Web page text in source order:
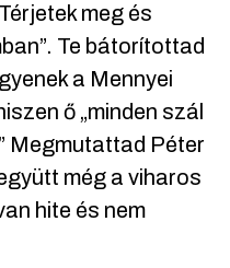
meg és
Te bátorítottad
a Mennyei
ő „minden szál
Megmutattad Péter
még a viharos
hite és nem